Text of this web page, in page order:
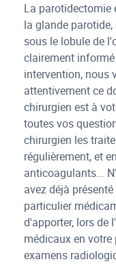
La parotidectomie
la glande
sous le lobule de
clairement
intervention, nous
attentivement ce
chirurgien est à
toutes vos
chirurgien les
régulièrement, et
anticoagulants...
avez déjà
particulier
d'apporter, lors de
médicaux en
examens